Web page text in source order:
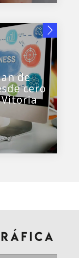
de
cero
Vitoria